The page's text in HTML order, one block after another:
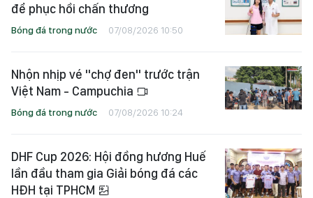
để phục hồi chấn thương
Bóng đá trong nước 07/08/2026 10:50
Nhộn nhịp vé "chợ đen" trước trận
Việt Nam - Campuchia
Bóng đá trong nước 07/08/2026 10:24
DHF Cup 2026: Hội đồng hương Huế
lần đầu tham gia Giải bóng đá các
HĐH tại TPHCM